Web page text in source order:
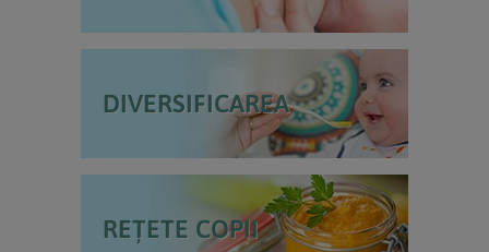
DIVERSIFICAREA
REȚETE COPII